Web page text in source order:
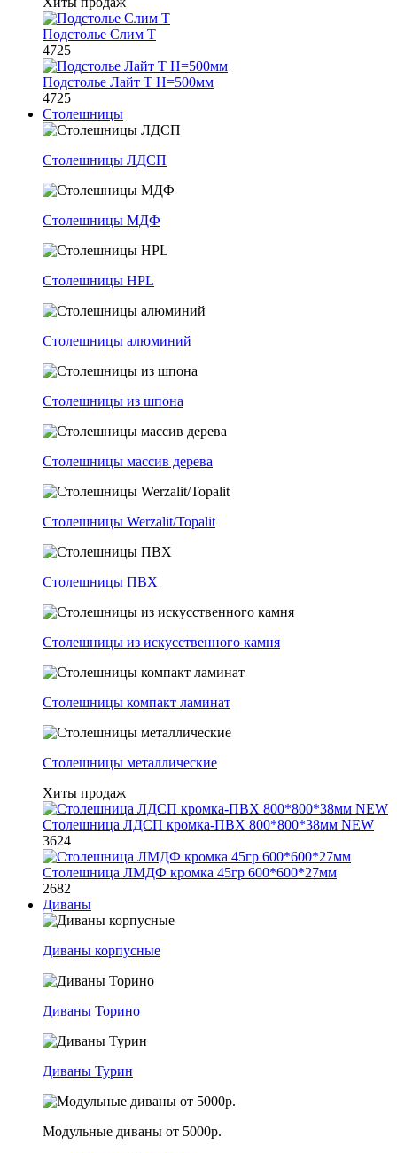
Подстолье Слим Т
4725
Подстолье Лайт Т H=500мм
4725
Столешницы
Столешницы ЛДСП
Столешницы МДФ
Столешницы HPL
Столешницы алюминий
Столешницы из шпона
Столешницы массив дерева
Столешницы Werzalit/Topalit
Столешницы ПВХ
Столешницы из искусственного камня
Столешницы компакт ламинат
Столешницы металлические
Хиты продаж
Столешница ЛДСП кромка-ПВХ 800*800*38мм NEW
3624
Столешница ЛМДФ кромка 45гр 600*600*27мм
2682
Диваны
Диваны корпусные
Диваны Торино
Диваны Турин
Модульные диваны от 5000р.